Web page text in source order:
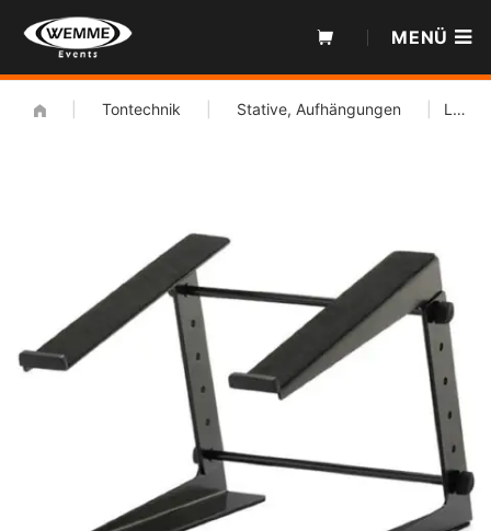
Inhalt
MENÜ
Tontechnik Stative, Aufhängungen Laptopständer